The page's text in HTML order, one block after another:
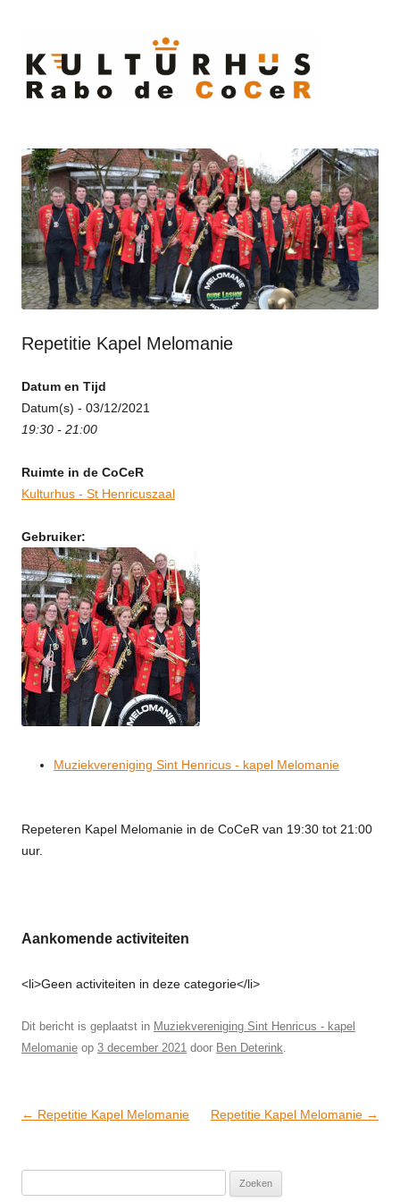
Repetitie Kapel Melomanie
Datum en Tijd
Datum(s) - 03/12/2021
19:30 - 21:00
Ruimte in de CoCeR
Kulturhus - St Henricuszaal
Gebruiker:
Muziekvereniging Sint Henricus - kapel Melomanie
Repeteren Kapel Melomanie in de CoCeR van 19:30 tot 21:00
uur.
Aankomende activiteiten
<li>Geen activiteiten in deze categorie</li>
Dit bericht is geplaatst in Muziekvereniging Sint Henricus - kapel
Melomanie op 3 december 2021 door Ben Deterink
Post
← Repetitie Kapel Melomanie Repetitie Kapel Melomanie →